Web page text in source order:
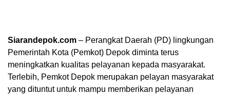
Siarandepok.com – Perangkat Daerah (PD) lingkungan
Pemerintah Kota (Pemkot) Depok diminta terus
meningkatkan kualitas pelayanan kepada masyarakat.
Terlebih, Pemkot Depok merupakan pelayan masyarakat
yang dituntut untuk mampu memberikan pelayanan